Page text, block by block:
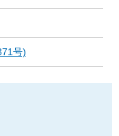
号)